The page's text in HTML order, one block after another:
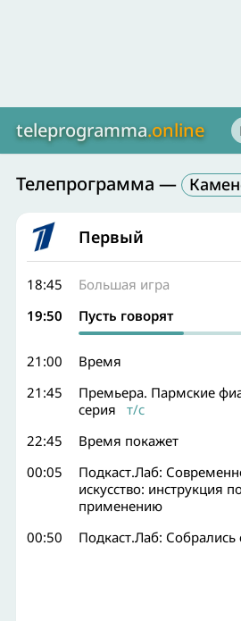
teleprogramma.online
Телепрограмма —
Первый
18:45
Большая игра
19:50
Пусть говорят
21:00
Время
21:45
Премьера. Пармские
серия т/с
22:45
Время покажет
00:05
Подкаст.Лаб:
искусство: инструкция
применению
00:50
Подкаст.Лаб: